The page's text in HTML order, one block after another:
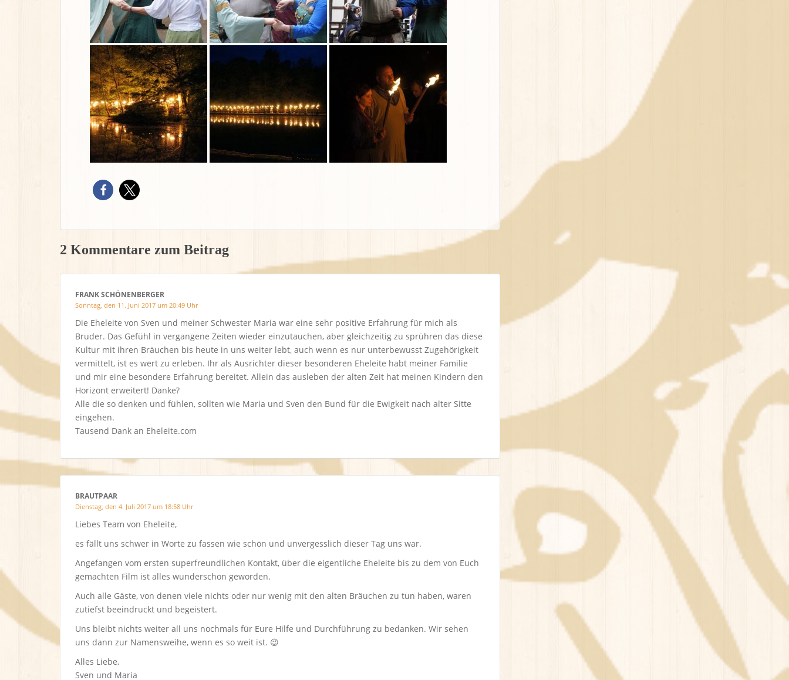
2 Kommentare zum Beitrag
FRANK SCHÖNENBERGER
Sonntag, den 11. Juni 2017 um 20:49 Uhr
Die Eheleite von Sven und meiner Schwester Maria war eine sehr positive Erfahrung für mich als
Bruder. Das Gefühl in vergangene Zeiten wieder einzutauchen, aber gleichzeitig zu sprühren das diese
Kultur mit ihren Bräuchen bis heute in uns weiter lebt, auch wenn es nur unterbewusst Zugehörigkeit
vermittelt, ist es wert zu erleben. Ihr als Ausrichter dieser besonderen Eheleite habt meiner Familie
und mir eine besondere Erfahrung bereitet. Allein das ausleben der alten Zeit hat meinen Kindern den
Horizont erweitert! Danke?
Alle die so denken und fühlen, sollten wie Maria und Sven den Bund für die Ewigkeit nach alter Sitte
eingehen.
Tausend Dank an Eheleite.com
BRAUTPAAR
Dienstag, den 4. Juli 2017 um 18:58 Uhr
Liebes Team von Eheleite,
es fällt uns schwer in Worte zu fassen wie schön und unvergesslich dieser Tag uns war.
Angefangen vom ersten superfreundlichen Kontakt, über die eigentliche Eheleite bis zu dem von Euch
gemachten Film ist alles wunderschön geworden.
Auch alle Gäste, von denen viele nichts oder nur wenig mit den alten Bräuchen zu tun haben, waren
zutiefst beeindruckt und begeistert.
Uns bleibt nichts weiter all uns nochmals für Eure Hilfe und Durchführung zu bedanken. Wir sehen
uns dann zur Namensweihe, wenn es so weit ist. 😉
Alles Liebe,
Sven und Maria